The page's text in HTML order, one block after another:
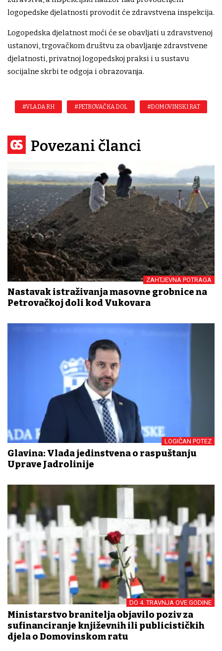
logopedske djelatnosti provodit će zdravstvena inspekcija.
Logopedska djelatnost moći će se obavljati u zdravstvenoj
ustanovi, trgovačkom društvu za obavljanje zdravstvene
djelatnosti, privatnoj logopedskoj praksi i u sustavu
socijalne skrbi te odgoja i obrazovanja.
#VLADA RH #PETROVAČKA DOL #DOMOVINSKI RAT
Povezani članci
ZAHTJEVNA POTRAGA
Nastavak istraživanja masovne grobnice na
Petrovačkoj doli kod Vukovara
LOGIČAN POTEZ
Glavina: Vlada jedinstvena o raspuštanju
Uprave Jadrolinije
DO 4. TRAVNJA OVE GODINE
Ministarstvo branitelja objavilo poziv za
sufinanciranje književnih ili publicističkih
djela o Domovinskom ratu